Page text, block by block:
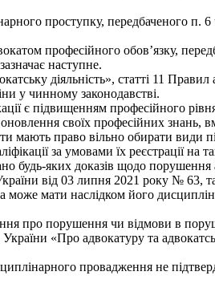
проступку, передбаченого п.
професійного обов’язку,
наступне.
діяльність», статті 11
у чинному законодавстві.
є підвищенням професійного
своїх професійних знань,
право вільно обирати види
за умовами їх реєстрації на
будь-яких доказів щодо порушення
від 03 липня 2021 року №
може мати наслідком його
про порушення чи відмови в
«Про адвокатуру та
провадження не